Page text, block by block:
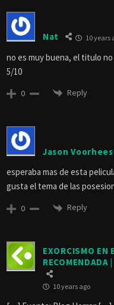
Nat 10 years
no es muy buena, el titulo
5/10
0 Reply
Jason Voorhees
esperaba mas de esta
gusta el tema de las
0 Reply
EXORCISMO EN
RECOMENDADA
10 years ago